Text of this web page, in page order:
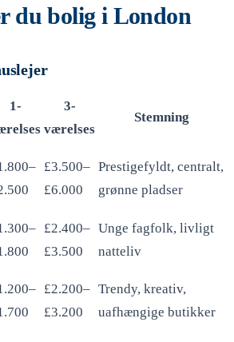
du bolig i London
1-
3-
værelses
Stemning
£3.500–
£6.000
Prestigefyldt, centralt,
grønne pladser
£2.400–
£3.500
Unge fagfolk, livligt
natteliv
£2.200–
£3.200
Trendy, kreativ,
uafhængige butikker